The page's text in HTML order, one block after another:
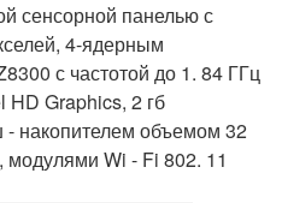
сенсорной панелью с
4-ядерным
с частотой до 1. 84 ГГц
HD Graphics, 2 гб
накопителем объемом 32
модулями Wi - Fi 802. 11